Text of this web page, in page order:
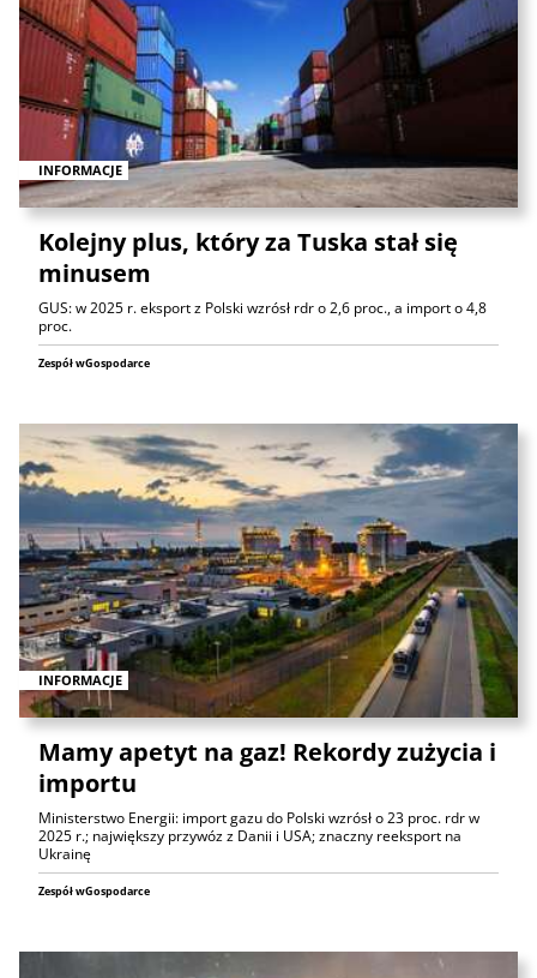
INFORMACJE
Kolejny plus, który za Tuska stał się
minusem
GUS: w 2025 r. eksport z Polski wzrósł rdr o 2,6 proc., a import o 4,8
proc.
Zespół wGospodarce
INFORMACJE
Mamy apetyt na gaz! Rekordy zużycia i
importu
Ministerstwo Energii: import gazu do Polski wzrósł o 23 proc. rdr w
2025 r.; największy przywóz z Danii i USA; znaczny reeksport na
Ukrainę
Zespół wGospodarce